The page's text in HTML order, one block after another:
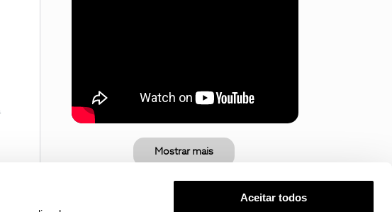
Aceitar todos
Mostrar mais